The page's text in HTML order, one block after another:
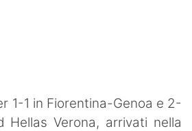
1-1 in Fiorentina-Genoa e 2-
Verona, arrivati nella